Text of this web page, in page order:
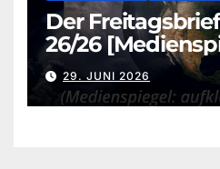
Der
26/26
aufklaerung-
29. JUNI 2026